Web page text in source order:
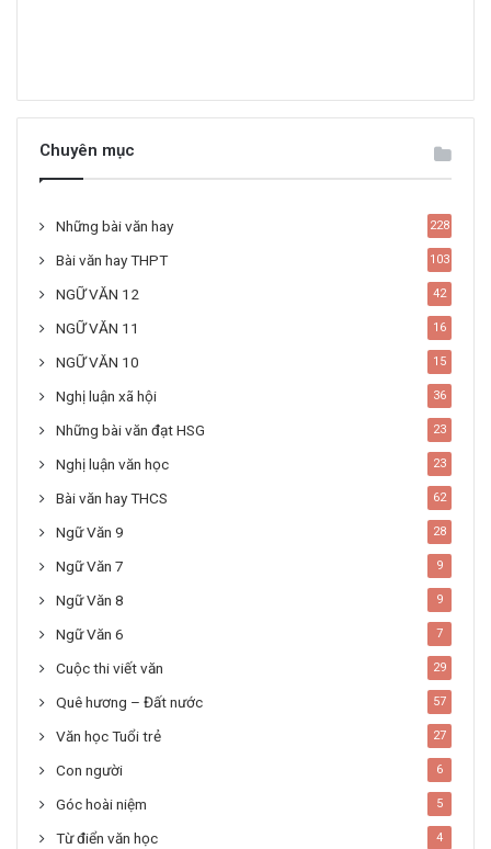
Chuyên mục
Những bài văn hay 228
Bài văn hay THPT 103
NGỮ VĂN 12 42
NGỮ VĂN 11 16
NGỮ VĂN 10 15
Nghị luận xã hội 36
Những bài văn đạt HSG 23
Nghị luận văn học 23
Bài văn hay THCS 62
Ngữ Văn 9 28
Ngữ Văn 7 9
Ngữ Văn 8 9
Ngữ Văn 6 7
Cuộc thi viết văn 29
Quê hương – Đất nước 57
Văn học Tuổi trẻ 27
Con người 6
Góc hoài niệm 5
Từ điển văn học 4